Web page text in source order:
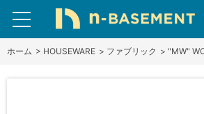
ホーム > HOUSEWARE > ファブリック > "MW"